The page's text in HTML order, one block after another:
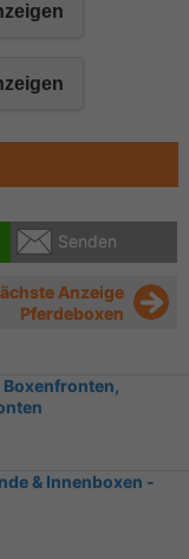
Senden
Anzeige
Pferdeboxen
& Innenboxen -